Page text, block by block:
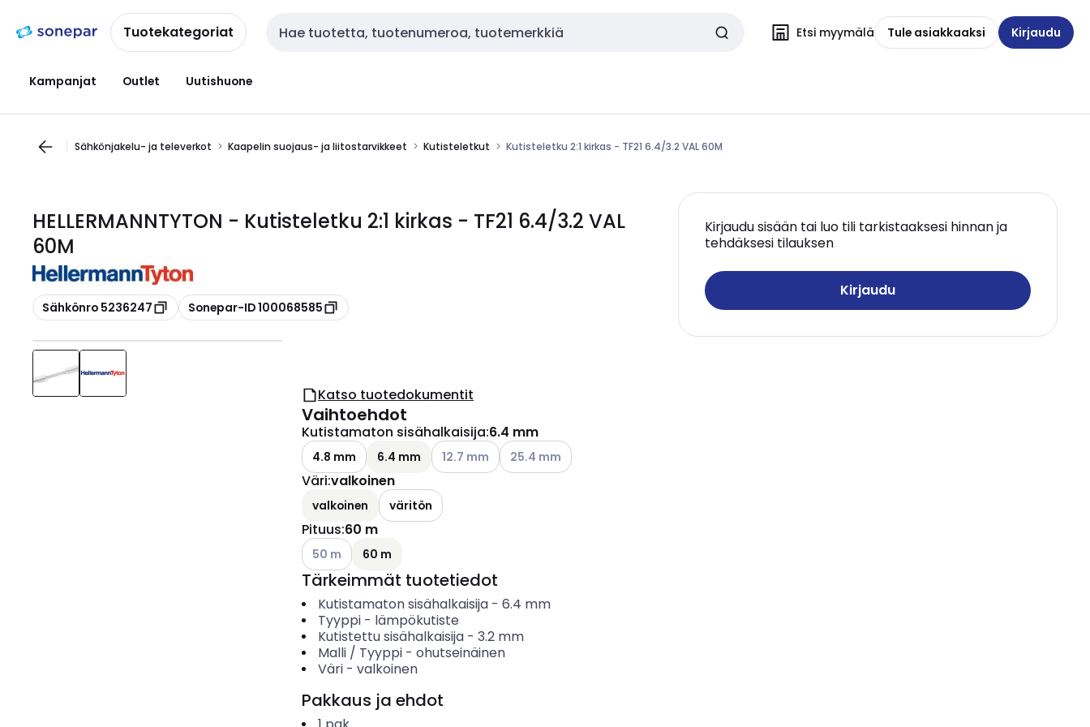
navigointiinsisältöönTuotekategoriat Haku Etsi myymälä Tule asiakkaaksi Kirjaudu
Kampanjat Outlet Uutishuone
Sähkönjakelu- ja televerkot Kaapelin suojaus- ja liitostarvikkeet Kutisteletkut Kutisteletku 2:1 kirkas - TF21 6.4/3.2 VAL 60M
HELLERMANNTYTON - Kutisteletku 2:1 kirkas - TF21 6.4/3.2 VAL
60M
Kopioi
Sähkönro 5236247 Kopioi
Sonepar-ID 100068585
Kirjaudu sisään tai luo tili tarkistaaksesi hinnan ja
tehdäksesi tilauksen
Kirjaudu
Katso tuotedokumentit
Vaihtoehdot
Kutistamaton sisähalkaisija:6.4 mm
4.8 mm 6.4 mm Katso käytettävissä olevat vaihtoehdot
12.7 mm Katso käytettävissä olevat vaihtoehdot
25.4 mm
Väri:valkoinen
valkoinen väritön
Pituus:60 m
Katso käytettävissä olevat vaihtoehdot
50 m 60 m
Tärkeimmät tuotetiedot
Kutistamaton sisähalkaisija- 6.4 mm
Tyyppi- lämpökutiste
Kutistettu sisähalkaisija- 3.2 mm
Malli / Tyyppi- ohutseinäinen
Väri- valkoinen
Pakkaus ja ehdot